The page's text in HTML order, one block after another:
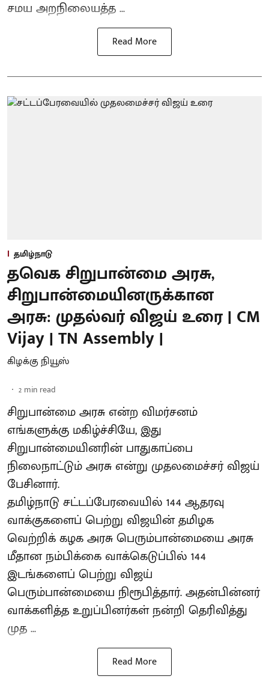
சமய அறநிலையத்த ...
Read More
தமிழ்நாடு
தவெக சிறுபான்மை அரசு,
சிறுபான்மையினருக்கான
அரசு: முதல்வர் விஜய் உரை | CM
Vijay | TN Assembly |
கிழக்கு நியூஸ்
2 min read
சிறுபான்மை அரசு என்ற விமர்சனம்
எங்களுக்கு மகிழ்ச்சியே, இது
சிறுபான்மையினரின் பாதுகாப்பை
நிலைநாட்டும் அரசு என்று முதலமைச்சர் விஜய்
பேசினார்.
தமிழ்நாடு சட்டப்பேரவையில் 144 ஆதரவு
வாக்குகளைப் பெற்று விஜயின் தமிழக
வெற்றிக் கழக அரசு பெரும்பான்மையை அரசு
மீதான நம்பிக்கை வாக்கெடுப்பில் 144
இடங்களைப் பெற்று விஜய்
பெரும்பான்மையை நிரூபித்தார். அதன்பின்னர்
வாக்களித்த உறுப்பினர்கள் நன்றி தெரிவித்து
முத ...
Read More